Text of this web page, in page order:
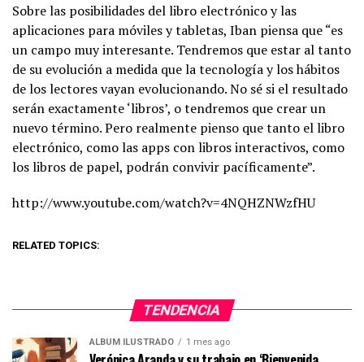
Sobre las posibilidades del libro electrónico y las
aplicaciones para móviles y tabletas, Iban piensa que “es
un campo muy interesante. Tendremos que estar al tanto
de su evolución a medida que la tecnología y los hábitos
de los lectores vayan evolucionando. No sé si el resultado
serán exactamente ‘libros’, o tendremos que crear un
nuevo término. Pero realmente pienso que tanto el libro
electrónico, como las apps con libros interactivos, como
los libros de papel, podrán convivir pacíficamente”.
http://www.youtube.com/watch?v=4NQHZNWzfHU
RELATED TOPICS:
TENDENCIA
ÁLBUM ILUSTRADO 1 mes ago